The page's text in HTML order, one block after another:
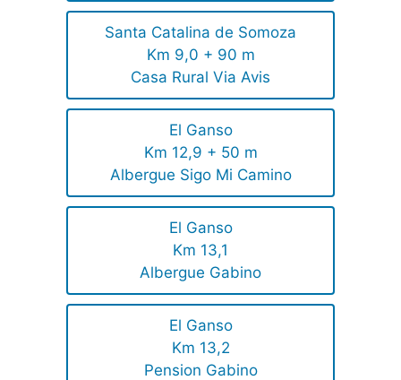
Santa Catalina de Somoza
Km 9,0 + 90 m
Casa Rural Via Avis
El Ganso
Km 12,9 + 50 m
Albergue Sigo Mi Camino
El Ganso
Km 13,1
Albergue Gabino
El Ganso
Km 13,2
Pension Gabino